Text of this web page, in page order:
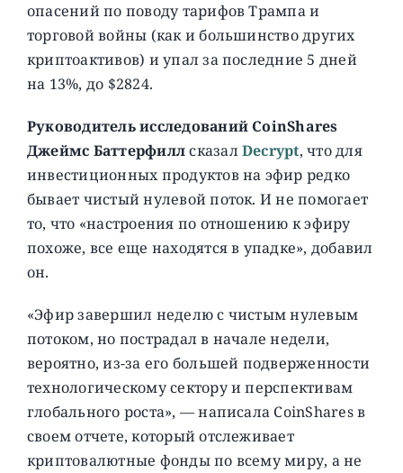
опасений по поводу тарифов Трампа и
торговой войны (как и большинство других
криптоактивов) и упал за последние 5 дней
на 13%, до $2824.
Руководитель исследований CoinShares
Джеймс БаттерфиллсказалDecrypt, что для
инвестиционных продуктов на эфир редко
бывает чистый нулевой поток. И не помогает
то, что «настроения по отношению к эфиру
похоже, все еще находятся в упадке», добавил
он.
«Эфир завершил неделю с чистым нулевым
потоком, но пострадал в начале недели,
вероятно, из-за его большей подверженности
технологическому сектору и перспективам
глобального роста», — написала CoinShares в
своем отчете, который отслеживает
криптовалютные фонды по всему миру, а не